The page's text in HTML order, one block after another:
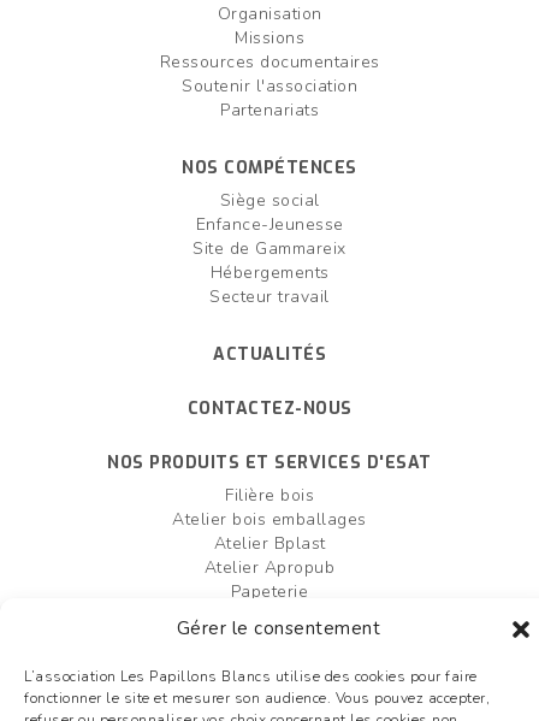
Gérer le consentement
L’association Les Papillons Blancs utilise des cookies pour faire
fonctionner le site et mesurer son audience. Vous pouvez accepter,
Organisation
Missions
Ressources documentaires
Soutenir l'association
Partenariats
NOS COMPÉTENCES
Siège social
Enfance-Jeunesse
Site de Gammareix
Hébergements
Secteur travail
ACTUALITÉS
CONTACTEZ-NOUS
NOS PRODUITS ET SERVICES D'ESAT
Filière bois
Atelier bois emballages
Atelier Bplast
Atelier Apropub
Papeterie
Filière agro-alimentaire
Atelier bois box palettes